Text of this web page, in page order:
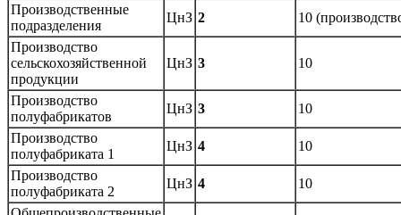
Производственные
подразделения
ЦнЗ 2
10
Производство
сельскохозяйственной
продукции
ЦнЗ 3 10
Производство
полуфабрикатов
ЦнЗ 3
10
Производство
полуфабриката 1
ЦнЗ 4
10
Производство
полуфабриката 2
ЦнЗ 4
10